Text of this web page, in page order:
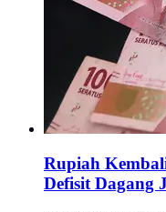
Rupiah
Defisit Dagang